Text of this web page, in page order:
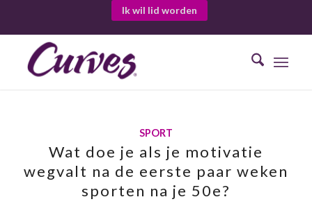
Ik wil lid worden
SPORT
Wat doe je als je motivatie
wegvalt na de eerste paar weken
sporten na je 50e?